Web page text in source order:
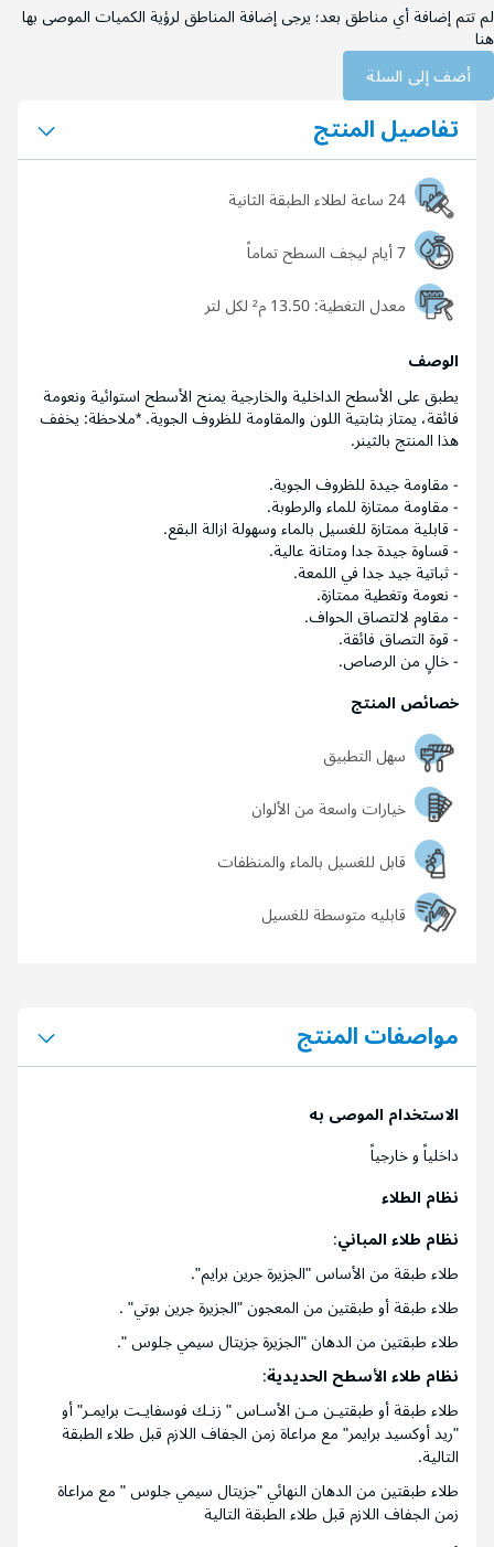
لم تتم إضافة أي مناطق بعد؛ يرجى إضافة المناطق لرؤية الكميات الموصى بها
هنا
أضف إلى السلة
تفاصيل المنتج
24 ساعة لطلاء الطبقة الثانية
7 أيام ليجف السطح تماماً
معدل التغطية:
الوصف
يطبق على الأسطح الداخلية والخارجية يمنح الأسطح استوائية ونعومة
فائقة، يمتاز بثابتية اللون والمقاومة للظروف الجوية. *ملاحظة: يخفف
هذا المنتج بالثينر.
- مقاومة جيدة للظروف الجوية.
- مقاومة ممتازة للماء والرطوبة.
- قابلية ممتازة للغسيل بالماء وسهولة ازالة البقع.
- قساوة جيدة جدا ومتانة عالية.
- ثباتية جيد جدا في اللمعة.
- نعومة وتغطية ممتازة.
- مقاوم لالتصاق الحواف.
- قوة التصاق فائقة.
- خالٍ من الرصاص.
خصائص المنتج
سهل التطبيق
خيارات واسعة من الألوان
قابل للغسيل بالماء والمنظفات
قابليه متوسطة للغسيل
مواصفات المنتج
الاستخدام الموصى به
داخلياً و خارجياً
نظام الطلاء
نظام طلاء المباني:
طلاء طبقة من الأساس "الجزيرة جرين برايم".
طلاء طبقة أو طبقتين من المعجون "الجزيرة جرين بوتي" .
طلاء طبقتين من الدهان "الجزيرة جزيتال سيمي جلوس ".
نظام طلاء الأسطح الحديدية:
طلاء طبقة أو طبقتيـن مـن الأسـاس " زنـك فوسفايـت برايمـر" أو
"ريد أوكسيد برايمر" مع مراعاة زمن الجفاف اللازم قبل طلاء الطبقة
التالية.
طلاء طبقتين من الدهان النهائي "جزيتال سيمي جلوس " مع مراعاة
زمن الجفاف اللازم قبل طلاء الطبقة التالية